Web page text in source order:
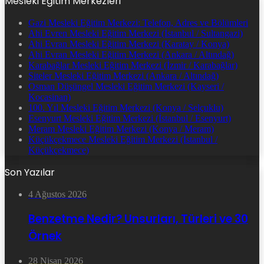
Gazi Mesleki Eğitim Merkezi: Telefon, Adres ve Bölümleri
Ahi Evren Mesleki Eğitim Merkezi (İstanbul / Sultangazi)
Ahi Evran Mesleki Eğitim Merkezi (Karatay / Konya)
Ahi Evran Mesleki Eğitim Merkezi (Ankara / Altındağ)
Karabağlar Mesleki Eğitim Merkezi (İzmir / Karabağlar)
Siteler Mesleki Eğitim Merkezi (Ankara / Altındağ)
Osman Düşüngel Mesleki Eğitim Merkezi (Kayseri /
Kocasinan)
100. Yıl Mesleki Eğitim Merkezi (Konya / Selçuklu)
Esenyurt Mesleki Eğitim Merkezi (İstanbul / Esenyurt)
Meram Mesleki Eğitim Merkezi (Konya / Meram)
Küçükçekmece Mesleki Eğitim Merkezi (İstanbul /
Küçükçekmece)
Son Yazılar
4 Ağustos 2026
Benzetme Nedir? Unsurları, Türleri ve 30
Örnek
28 Nisan 2026